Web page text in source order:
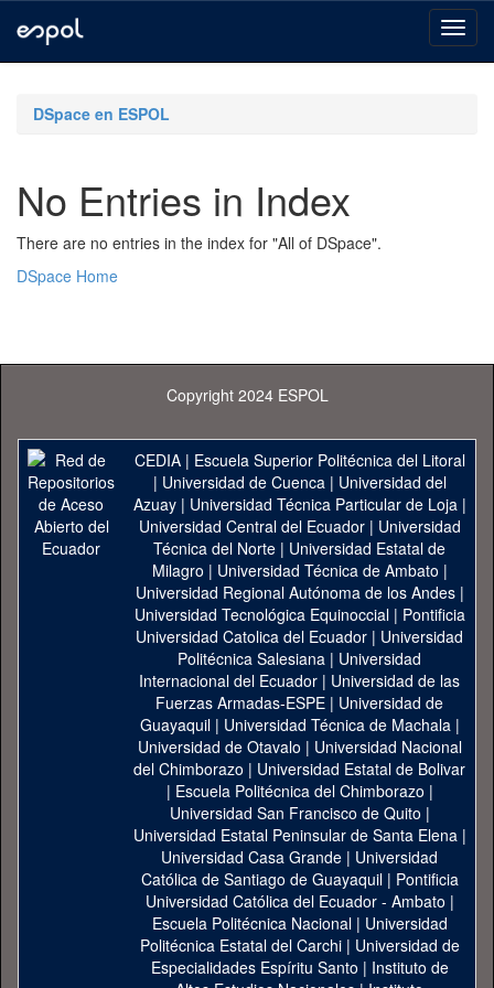
navigationDSpace en ESPOL
No Entries in Index
There are no entries in the index for "All of DSpace".
DSpace Home
Copyright 2024 ESPOL
CEDIA| Escuela Superior Politécnica del Litoral
| Universidad de Cuenca| Universidad del
Azuay| Universidad Técnica Particular de Loja|
Universidad Central del Ecuador| Universidad
Técnica del Norte | Universidad Estatal de
Milagro | Universidad Técnica de Ambato |
Universidad Regional Autónoma de los Andes|
Universidad Tecnológica Equinoccial| Pontificia
Universidad Catolica del Ecuador | Universidad
Politécnica Salesiana | Universidad
Internacional del Ecuador | Universidad de las
Fuerzas Armadas-ESPE | Universidad de
Guayaquil| Universidad Técnica de Machala|
Universidad de Otavalo | Universidad Nacional
del Chimborazo | Universidad Estatal de Bolivar
| Escuela Politécnica del Chimborazo |
Universidad San Francisco de Quito |
Universidad Estatal Peninsular de Santa Elena|
Universidad Casa Grande | Universidad
Católica de Santiago de Guayaquil| Pontificia
Universidad Católica del Ecuador - Ambato |
Escuela Politécnica Nacional| Universidad
Politécnica Estatal del Carchi| Universidad de
Especialidades Espíritu Santo | Instituto de